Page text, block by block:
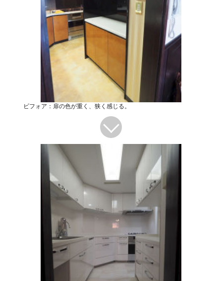
ビフォア：扉の色が重く、狭く感じる。